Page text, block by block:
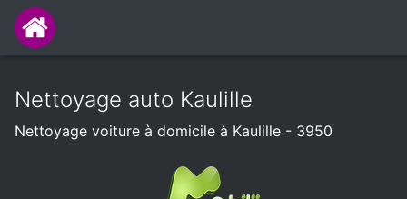
Nettoyage auto Kaulille
Nettoyage voiture à domicile à Kaulille - 3950